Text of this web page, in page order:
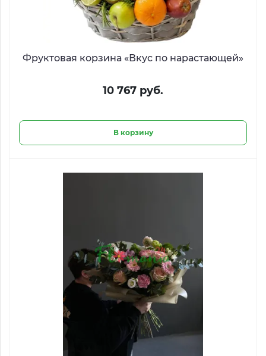
Фруктовая корзина «Вкус по нарастающей»
10 767 руб.
В корзину